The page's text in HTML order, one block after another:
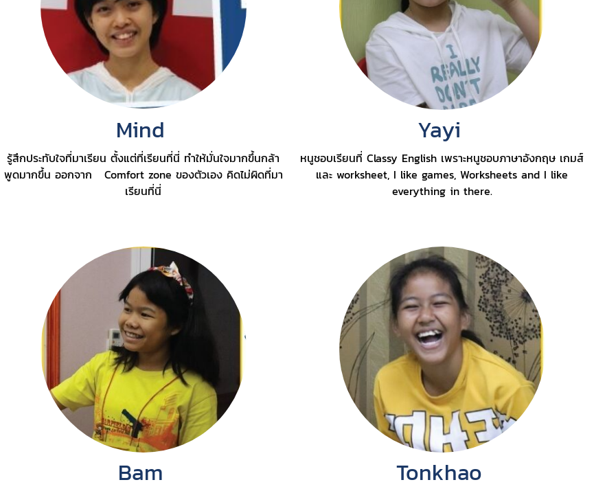
Mind
รู้สึกประทับใจที่มาเรียน ตั้งแต่ที่เรียนที่นี่ ทำให้มั่นใจมากขึ้นกล้า
พูดมากขึ้น ออกจาก Comfort zone ของตัวเอง คิดไม่ผิดที่มา
เรียนที่นี่
Yayi
หนูชอบเรียนที่ Classy English เพราะหนูชอบภาษาอังกฤษ เกมส์
และ worksheet, I like games, Worksheets and I like
everything in there.
Bam Tonkhao